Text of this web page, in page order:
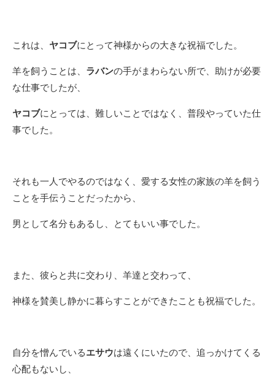
これは、 ヤコブにとって神様からの大きな祝福でした。
羊を飼うことは、 ラバンの手がまわらない所で、助けが必要
な仕事でしたが、
ヤコブにとっては、難しいことではなく、普段やっていた仕
事でした。
それも一人でやるのではなく、愛する女性の家族の羊を飼う
ことを手伝うことだったから、
男として名分もあるし、とてもいい事でした。
また、彼らと共に交わり、羊達と交わって、
神様を賛美し静かに暮らすことができたことも祝福でした。
自分を憎んでいるエサウは遠くにいたので、追っかけてくる
心配もないし、